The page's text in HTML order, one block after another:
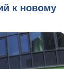
к новому